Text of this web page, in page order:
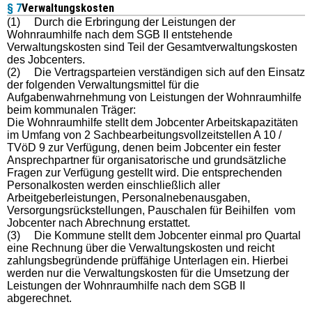
§ 7Verwaltungskosten
(1) Durch die Erbringung der Leistungen der
Wohnraumhilfe nach dem SGB II entstehende
Verwaltungskosten sind Teil der Gesamtverwaltungskosten
des Jobcenters.
(2) Die Vertragsparteien verständigen sich auf den Einsatz
der folgenden Verwaltungsmittel für die
Aufgabenwahrnehmung von Leistungen der Wohnraumhilfe
beim kommunalen Träger:
Die Wohnraumhilfe stellt dem Jobcenter Arbeitskapazitäten
im Umfang von 2 Sachbearbeitungsvollzeitstellen A 10 /
TVöD 9 zur Verfügung, denen beim Jobcenter ein fester
Ansprechpartner für organisatorische und grundsätzliche
Fragen zur Verfügung gestellt wird. Die entsprechenden
Personalkosten werden einschließlich aller
Arbeitgeberleistungen, Personalnebenausgaben,
Versorgungsrückstellungen, Pauschalen für Beihilfen vom
Jobcenter nach Abrechnung erstattet.
(3) Die Kommune stellt dem Jobcenter einmal pro Quartal
eine Rechnung über die Verwaltungskosten und reicht
zahlungsbegründende prüffähige Unterlagen ein. Hierbei
werden nur die Verwaltungskosten für die Umsetzung der
Leistungen der Wohnraumhilfe nach dem SGB II
abgerechnet.